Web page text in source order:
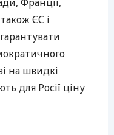
ЄС і
на швидкі
для Росії ціну